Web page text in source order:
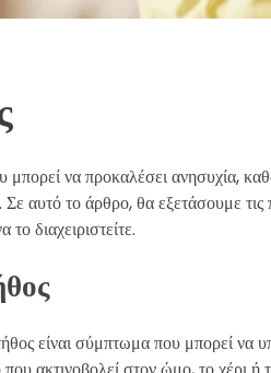
να προκαλέσει ανησυχία,
αυτό το άρθρο, θα εξετάσουμε τις
διαχειριστείτε.
είναι σύμπτωμα που μπορεί να